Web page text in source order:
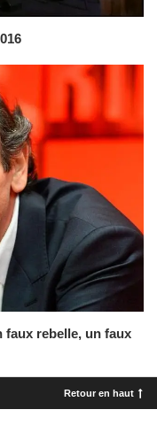
faux rebelle, un faux
Retour en haut